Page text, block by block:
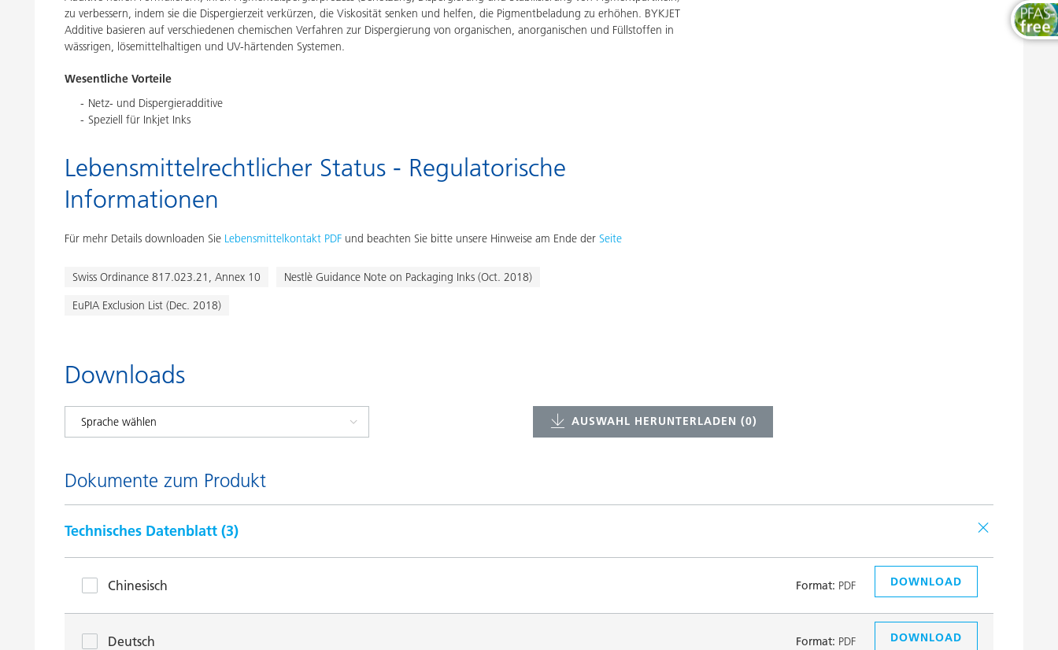
zu verbessern, indem sie die Dispergierzeit verkürzen, die Viskosität senken und helfen, die Pigmentbeladung zu erhöhen. BYKJET
Additive basieren auf verschiedenen chemischen Verfahren zur Dispergierung von organischen, anorganischen und Füllstoffen in
wässrigen, lösemittelhaltigen und UV-härtenden Systemen.
Wesentliche Vorteile
Netz- und Dispergieradditive
Speziell für Inkjet Inks
Lebensmittelrechtlicher Status - Regulatorische
Informationen
Für mehr Details downloaden Sie Lebensmittelkontakt PDF und beachten Sie bitte unsere Hinweise am Ende der Seite
Swiss Ordinance 817.023.21, Annex 10
Nestlè Guidance Note on Packaging Inks (Oct. 2018)
EuPIA Exclusion List (Dec. 2018)
Downloads
AUSWAHL HERUNTERLADEN (0)
Dokumente zum Produkt
Technisches Datenblatt (3)
Chinesisch Format: PDF DOWNLOAD
Deutsch Format: PDF DOWNLOAD